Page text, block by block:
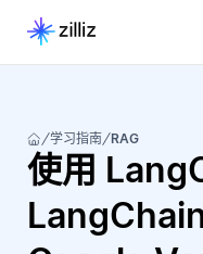
学习指南 RAG
使用